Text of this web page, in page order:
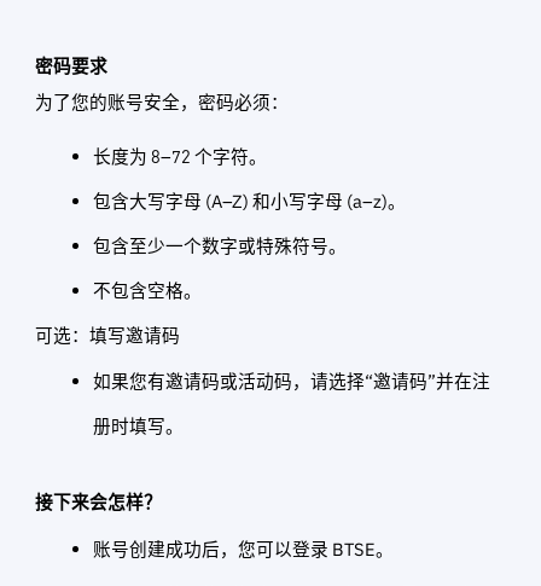
密码要求
为了您的账号安全，密码必须：
长度为 8–72 个字符。
包含大写字母 (A–Z) 和小写字母 (a–z)。
包含至少一个数字或特殊符号。
不包含空格。
可选：填写邀请码
如果您有邀请码或活动码，请选择“邀请码”并在注
册时填写。
接下来会怎样？
账号创建成功后，您可以登录 BTSE。